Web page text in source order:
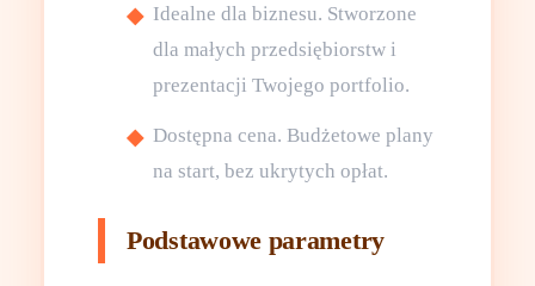
Idealne dla biznesu. Stworzone
dla małych przedsiębiorstw i
prezentacji Twojego portfolio.
Dostępna cena. Budżetowe plany
na start, bez ukrytych opłat.
Podstawowe parametry